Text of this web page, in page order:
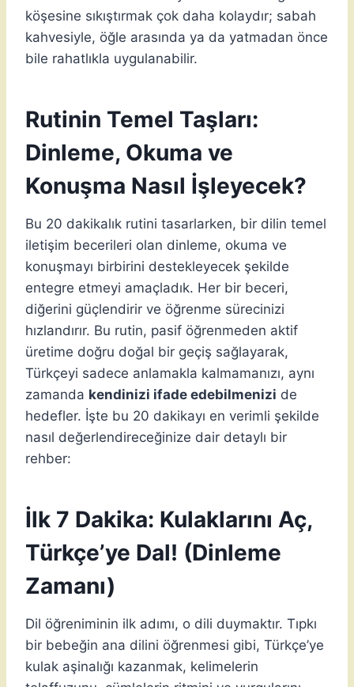
köşesine sıkıştırmak çok daha kolaydır; sabah
kahvesiyle, öğle arasında ya da yatmadan önce
bile rahatlıkla uygulanabilir.
Rutinin Temel Taşları:
Dinleme, Okuma ve
Konuşma Nasıl İşleyecek?
Bu 20 dakikalık rutini tasarlarken, bir dilin temel
iletişim becerileri olan dinleme, okuma ve
konuşmayı birbirini destekleyecek şekilde
entegre etmeyi amaçladık. Her bir beceri,
diğerini güçlendirir ve öğrenme sürecinizi
hızlandırır. Bu rutin, pasif öğrenmeden aktif
üretime doğru doğal bir geçiş sağlayarak,
Türkçeyi sadece anlamakla kalmamanızı, aynı
zamanda kendinizi ifade edebilmenizi de
hedefler. İşte bu 20 dakikayı en verimli şekilde
nasıl değerlendireceğinize dair detaylı bir
rehber:
İlk 7 Dakika: Kulaklarını Aç,
Türkçe’ye Dal! (Dinleme
Zamanı)
Dil öğreniminin ilk adımı, o dili duymaktır. Tıpkı
bir bebeğin ana dilini öğrenmesi gibi, Türkçe’ye
kulak aşinalığı kazanmak, kelimelerin